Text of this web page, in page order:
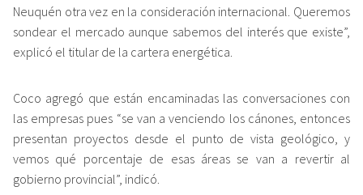
Neuquén otra vez en la consideración internacional. Queremos
sondear el mercado aunque sabemos del interés que existe”,
explicó el titular de la cartera energética.
Coco agregó que están encaminadas las conversaciones con
las empresas pues “se van a venciendo los cánones, entonces
presentan proyectos desde el punto de vista geológico, y
vemos qué porcentaje de esas áreas se van a revertir al
gobierno provincial”, indicó.